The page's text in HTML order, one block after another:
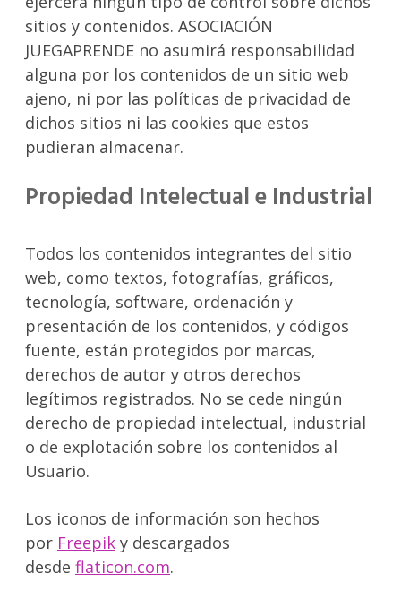
sitios y contenidos. ASOCIACIÓN
JUEGAPRENDE no asumirá responsabilidad
alguna por los contenidos de un sitio web
ajeno, ni por las políticas de privacidad de
dichos sitios ni las cookies que estos
pudieran almacenar.
Propiedad Intelectual e Industrial
Todos los contenidos integrantes del sitio
web, como textos, fotografías, gráficos,
tecnología, software, ordenación y
presentación de los contenidos, y códigos
fuente, están protegidos por marcas,
derechos de autor y otros derechos
legítimos registrados. No se cede ningún
derecho de propiedad intelectual, industrial
o de explotación sobre los contenidos al
Usuario.
Los iconos de información son hechos
por Freepik y descargados
desde flaticon.com.